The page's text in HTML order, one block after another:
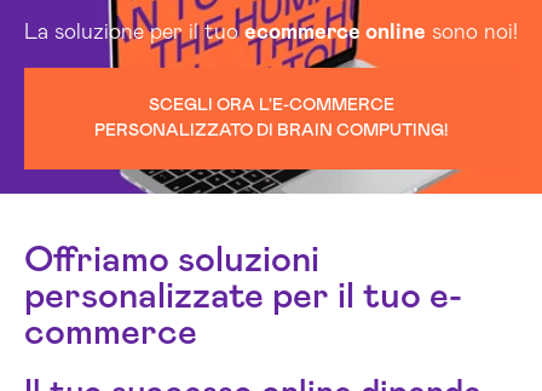
La soluzione per il tuoecommerce online sono noi!
SCEGLI ORA L'E-COMMERCE
PERSONALIZZATO DI BRAIN COMPUTING!
Offriamo soluzioni
personalizzate per il tuo e-
commerce